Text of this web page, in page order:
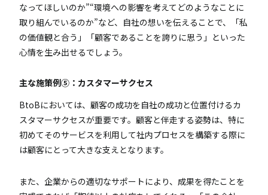
なってほしいのか”“環境への影響を考えてどのようなことに
取り組んでいるのか”など、自社の想いを伝えることで、「私
の価値観と合う」「顧客であることを誇りに思う」といった
心情を生み出せるでしょう。
主な施策例⑤：カスタマーサクセス
BtoBにおいては、顧客の成功を自社の成功と位置付けるカ
スタマーサクセスが重要です。顧客と伴走する姿勢は、特に
初めてそのサービスを利用して社内プロセスを構築する際に
は顧客にとって大きな支えとなります。
また、企業からの適切なサポートにより、成果を得たことを